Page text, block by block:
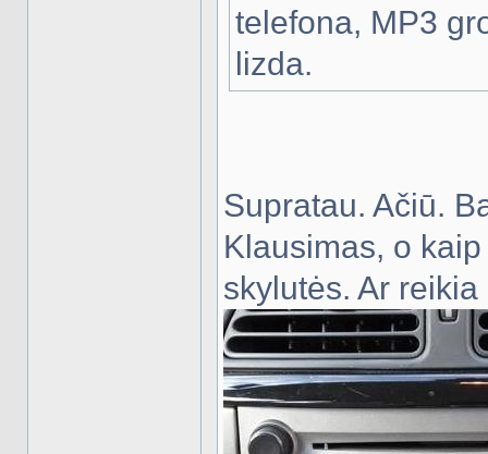
telefona, MP3
lizda.
Supratau. Ačiū.
Klausimas, o
skylutės. Ar